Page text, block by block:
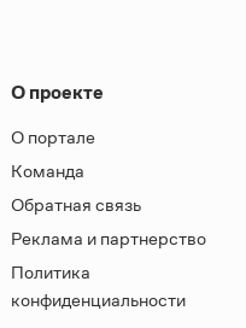
О проекте
О портале
Команда
Обратная связь
Реклама и партнерство
Политика
конфиденциальности